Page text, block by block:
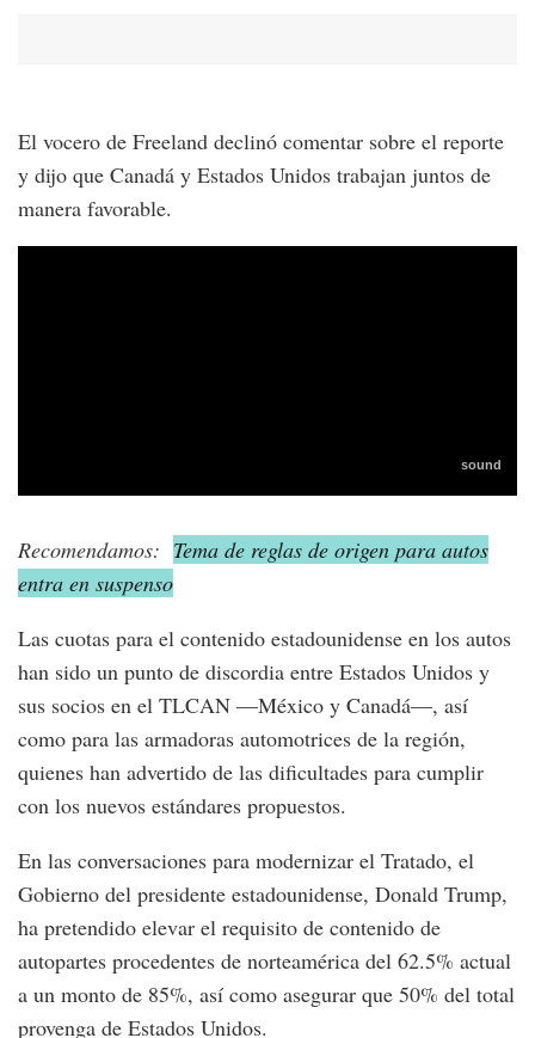
El vocero de Freeland declinó comentar sobre el reporte
y dijo que Canadá y Estados Unidos trabajan juntos de
manera favorable.
Recomendamos: Tema de reglas de origen para autos
entra en suspenso
Las cuotas para el contenido estadounidense en los autos
han sido un punto de discordia entre Estados Unidos y
sus socios en el TLCAN —México y Canadá—, así
como para las armadoras automotrices de la región,
quienes han advertido de las dificultades para cumplir
con los nuevos estándares propuestos.
En las conversaciones para modernizar el Tratado, el
Gobierno del presidente estadounidense, Donald Trump,
ha pretendido elevar el requisito de contenido de
autopartes procedentes de norteamérica del 62.5% actual
a un monto de 85%, así como asegurar que 50% del total
provenga de Estados Unidos.